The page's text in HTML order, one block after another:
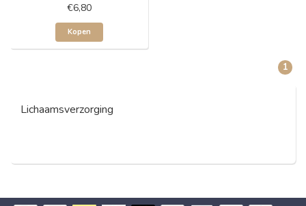
€6,80
Kopen
1
Lichaamsverzorging